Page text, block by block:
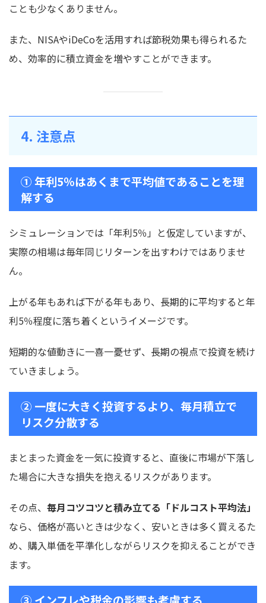
ことも少なくありません。
また、NISAやiDeCoを活用すれば節税効果も得られるた
め、効率的に積立資金を増やすことができます。
4. 注意点
① 年利5％はあくまで平均値であることを理
解する
シミュレーションでは「年利5％」と仮定していますが、
実際の相場は毎年同じリターンを出すわけではありませ
ん。
上がる年もあれば下がる年もあり、長期的に平均すると年
利5％程度に落ち着くというイメージです。
短期的な値動きに一喜一憂せず、長期の視点で投資を続け
ていきましょう。
② 一度に大きく投資するより、毎月積立で
リスク分散する
まとまった資金を一気に投資すると、直後に市場が下落し
た場合に大きな損失を抱えるリスクがあります。
その点、 毎月コツコツと積み立てる「ドルコスト平均法」
なら、価格が高いときは少なく、安いときは多く買えるた
め、購入単価を平準化しながらリスクを抑えることができ
ます。
③ インフレや税金の影響も考慮する